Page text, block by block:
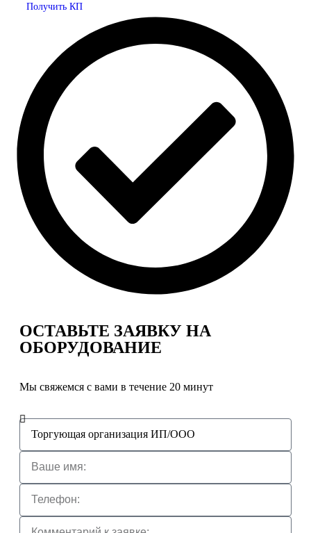
Получить КП
ОСТАВЬТЕ ЗАЯВКУ НА
ОБОРУДОВАНИЕ
Мы свяжемся с вами в течение 20 минут